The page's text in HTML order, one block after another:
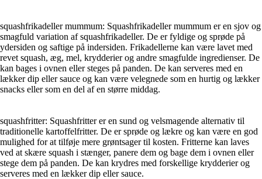
squashfrikadeller mummum: Squashfrikadeller mummum er en sjov og
smagfuld variation af squashfrikadeller. De er fyldige og sprøde på
ydersiden og saftige på indersiden. Frikadellerne kan være lavet med
revet squash, æg, mel, krydderier og andre smagfulde ingredienser. De
kan bages i ovnen eller steges på panden. De kan serveres med en
lækker dip eller sauce og kan være velegnede som en hurtig og lækker
snacks eller som en del af en større middag.
squashfritter: Squashfritter er en sund og velsmagende alternativ til
traditionelle kartoffelfritter. De er sprøde og lækre og kan være en god
mulighed for at tilføje mere grøntsager til kosten. Fritterne kan laves
ved at skære squash i stænger, panere dem og bage dem i ovnen eller
stege dem på panden. De kan krydres med forskellige krydderier og
serveres med en lækker dip eller sauce.